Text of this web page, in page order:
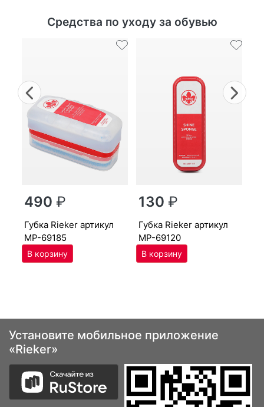
Средства по уходу за обувью
Previous
490₽
губ­ка Ri­eker артикул
MP-69185
130₽
губ­ка Ri­eker артикул
MP-69120
Установите мобильное приложение
«Rieker»